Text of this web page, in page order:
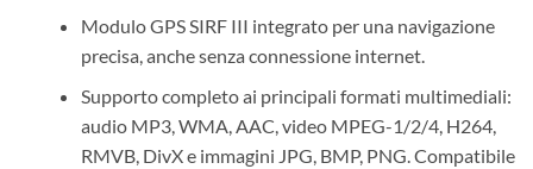
Modulo GPS SIRF III integrato per una navigazione
precisa, anche senza connessione internet.
Supporto completo ai principali formati multimediali:
audio MP3, WMA, AAC, video MPEG-1/2/4, H264,
RMVB, DivX e immagini JPG, BMP, PNG. Compatibile